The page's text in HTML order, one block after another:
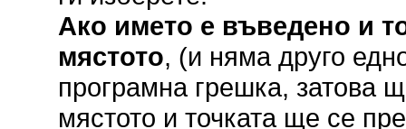
Ако името е въведено и
мястото, (и няма друго
програмна грешка, затова
мястото и точката ще се